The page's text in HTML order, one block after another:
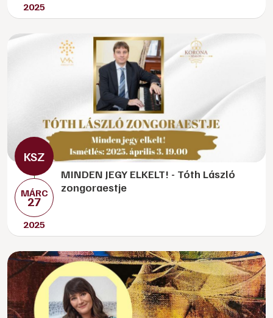
2025
MÁRC
27
2025
MINDEN JEGY ELKELT! - Tóth László
zongoraestje